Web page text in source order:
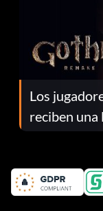
Los
reciben una
el parche